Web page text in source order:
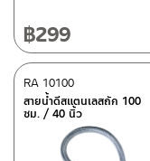
โทร: 02-358-0080 /
ศูนย์บริการและอะไหล่
118/33 โครงการอรสิริ
ติดต่อ ชาญไพบูลย์ /
฿299
สายน้ำดีสแตนเลสถัก 100
ซม. / 40 นิ้ว
RA 10100